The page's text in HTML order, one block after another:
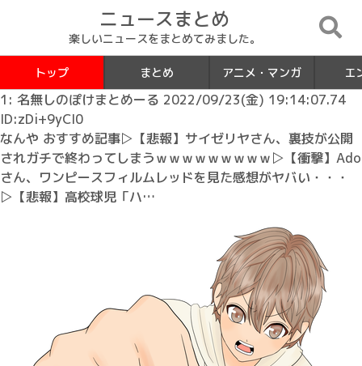
ニュースまとめ
楽しいニュースをまとめてみました。
トップ まとめ アニメ・マンガ エ
1: 名無しのぽけまとめーる 2022/09/23(金) 19:14:07.74
ID:zDi+9yCI0
なんや おすすめ記事▷【悲報】サイゼリヤさん、裏技が公開
されガチで終わってしまうｗｗｗｗｗｗｗｗｗ▷【衝撃】Ado
さん、ワンピースフィルムレッドを見た感想がヤバい・・・
▷【悲報】高校球児「ハ…